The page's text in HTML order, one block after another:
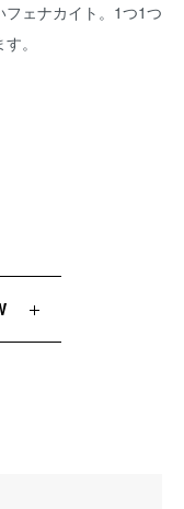
ェナカイト。1つ1つ
。